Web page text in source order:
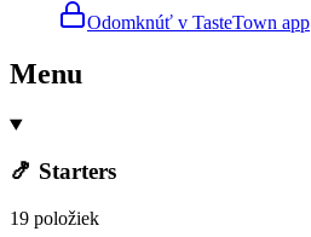
Odomknúť v TasteTown app
Menu
🍤 Starters
19 položiek